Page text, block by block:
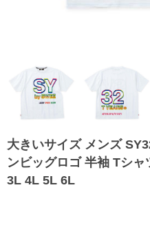
大きいサイズ メンズ
ンビッグロゴ 半袖 Tシ
3L 4L 5L 6L